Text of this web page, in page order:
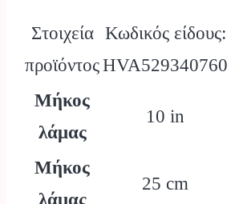
Στοιχεία
προϊόντος
Κωδικός είδους:
HVA529340760
Μήκος
λάμας
10 in
Μήκος
λάμας
25 cm